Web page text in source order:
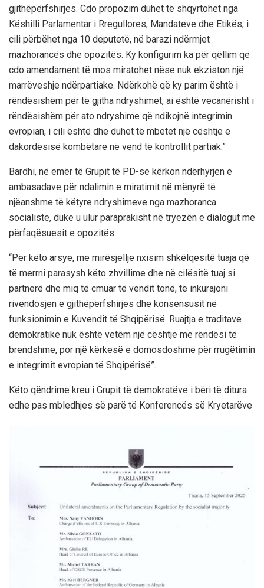
gjithëpërfshirjes. Cdo propozim duhet të shqyrtohet nga
Këshilli Parlamentar i Rregullores, Mandateve dhe Etikës, i
cili përbëhet nga 10 deputetë, në barazi ndërmjet
mazhorancës dhe opozitës. Ky konfigurim ka për qëllim që
cdo amendament të mos miratohet nëse nuk ekziston një
marrëveshje ndërpartiake. Ndërkohë që ky parim është i
rëndësishëm për të gjitha ndryshimet, ai është vecanërisht i
rëndësishëm për ato ndryshime që ndikojnë integrimin
evropian, i cili është dhe duhet të mbetet një cështje e
dakordësisë kombëtare në vend të kontrollit partiak.”
Bardhi, në emër të Grupit të PD-së kërkon ndërhyrjen e
ambasadave për ndalimin e miratimit në mënyrë të
njëanshme të këtyre ndryshimeve nga mazhoranca
socialiste, duke u ulur paraprakisht në tryezën e dialogut me
përfaqësuesit e opozitës.
“Për këto arsye, me mirësjellje nxisim shkëlqesitë tuaja që
të merrni parasysh këto zhvillime dhe në cilësitë tuaj si
partnerë dhe miq të cmuar të vendit tonë, të inkurajoni
rivendosjen e gjithëpërfshirjes dhe konsensusit në
funksionimin e Kuvendit të Shqipërisë. Ruajtja e traditave
demokratike nuk është vetëm një cështje me rëndësi të
brendshme, por një kërkesë e domosdoshme për rrugëtimin
e integrimit evropian të Shqipërisë”.
Këto qëndrime kreu i Grupit të demokratëve i bëri të ditura
edhe pas mbledhjes së parë të Konferencës së Kryetarëve